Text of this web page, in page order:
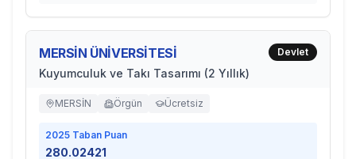
MERSİN ÜNİVERSİTESİ
Kuyumculuk ve Takı Tasarımı (2 Yıllık)
Devlet
MERSİN Örgün Ücretsiz
2025 Taban Puan
280.02421